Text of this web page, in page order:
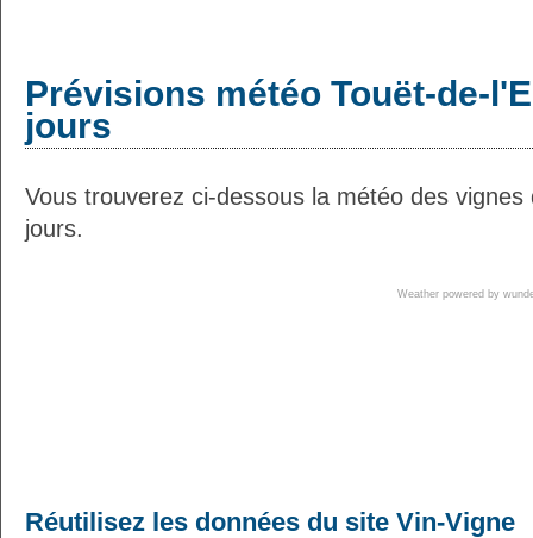
Prévisions météo Touët-de-
jours
Vous trouverez ci-dessous la météo des
jours.
Weather powered by
Réutilisez les données du site Vin-Vigne